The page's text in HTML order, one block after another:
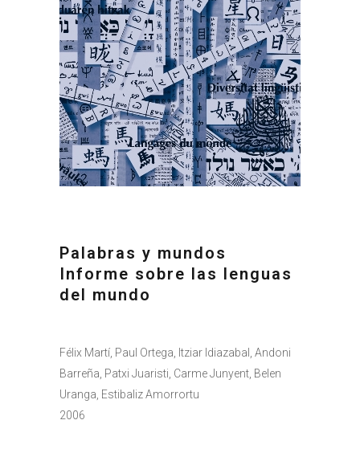
Palabras y mundos
Informe sobre las lenguas
del mundo
Félix Martí, Paul Ortega, Itziar Idiazabal, Andoni
Barreña, Patxi Juaristi, Carme Junyent, Belen
Uranga, Estibaliz Amorrortu
2006